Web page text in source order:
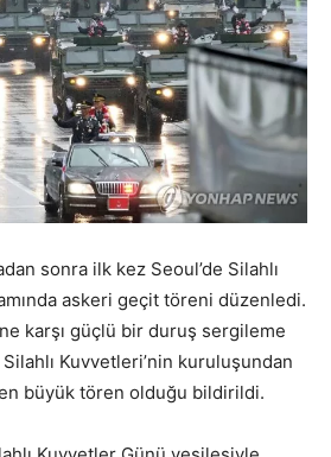
sonra ilk kez Seoul’de Silahlı
askeri geçit töreni düzenledi.
karşı güçlü bir duruş sergileme
Kuvvetleri’nin kuruluşundan
büyük tören olduğu bildirildi.